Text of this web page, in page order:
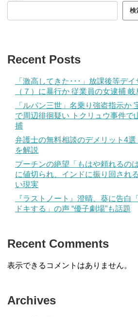
検
Recent Posts
「激高してきた･･･」放課後等デ
（７）に暴行か 従業員の女逮捕
「ルパン三世」名乗り強盗指示か
で周辺徘徊疑い トクリュウ事件で
捕
弁護士の無料相談のデメリット4選
を解説
プーチンの絶望「もはや頼れるの
に値切られ、インドに振り回され
い現実
『ラストノート』澄晴、葵に告白
ドキする」の声 “優子劇場”も話題
Recent Comments
表示できるコメントはありません。
Archives